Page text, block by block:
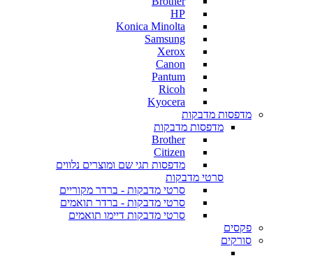
HP
Konica Minolta
Samsung
Xerox
Canon
Pantum
Ricoh
Kyocera
מדפסות מדבקות
מדפסות מדבקות
Brother
Citizen
מדפסות תגי שם ומוצרים נלווים
סרטי מדבקות
סרטי מדבקות - ברדר מקוריים
סרטי מדבקות - ברדר תואמים
סרטי מדבקות דיימו תואמים
פקסים
סורקים